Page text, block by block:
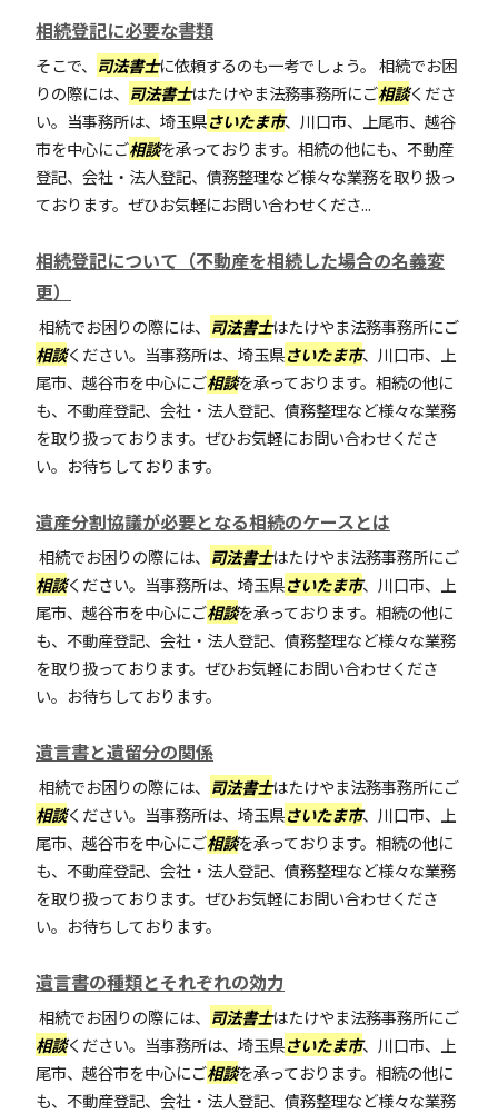
相続登記に必要な書類
そこで、 司法書士に依頼するのも一考でしょう。 相続でお困
りの際には、 司法書士はたけやま法務事務所にご相談くださ
い。当事務所は、埼玉県さいたま市、川口市、上尾市、越谷
市を中心にご相談を承っております。相続の他にも、不動産
登記、会社・法人登記、債務整理など様々な業務を取り扱っ
ております。ぜひお気軽にお問い合わせくださ...
相続登記について（不動産を相続した場合の名義変
更）
相続でお困りの際には、 司法書士はたけやま法務事務所にご
相談ください。当事務所は、埼玉県さいたま市、川口市、上
尾市、越谷市を中心にご相談を承っております。相続の他に
も、不動産登記、会社・法人登記、債務整理など様々な業務
を取り扱っております。ぜひお気軽にお問い合わせくださ
い。お待ちしております。
遺産分割協議が必要となる相続のケースとは
相続でお困りの際には、 司法書士はたけやま法務事務所にご
相談ください。当事務所は、埼玉県さいたま市、川口市、上
尾市、越谷市を中心にご相談を承っております。相続の他に
も、不動産登記、会社・法人登記、債務整理など様々な業務
を取り扱っております。ぜひお気軽にお問い合わせくださ
い。お待ちしております。
遺言書と遺留分の関係
相続でお困りの際には、 司法書士はたけやま法務事務所にご
相談ください。当事務所は、埼玉県さいたま市、川口市、上
尾市、越谷市を中心にご相談を承っております。相続の他に
も、不動産登記、会社・法人登記、債務整理など様々な業務
を取り扱っております。ぜひお気軽にお問い合わせくださ
い。お待ちしております。
遺言書の種類とそれぞれの効力
相続でお困りの際には、 司法書士はたけやま法務事務所にご
相談ください。当事務所は、埼玉県さいたま市、川口市、上
尾市、越谷市を中心にご相談を承っております。相続の他に
も、不動産登記、会社・法人登記、債務整理など様々な業務